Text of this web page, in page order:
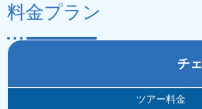
料金プラン
チ
ツアー料金